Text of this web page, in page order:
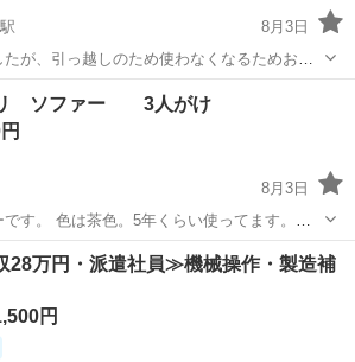
8月3日
が、引っ越しのため使わなくなるためお譲
状態です 実物は画像より少し濃いめのグレ
ーです。 脚は破棄してしまっています。 定価54900円
町駅
ソファー 3人がけ
8月3日
す。 色は茶色。5年くらい使ってます。テ
が狭くなったので使わなくなりました！ 自
グから出すところからお願いします！(男性
階段...
駅 ソファ ソファー
28万円・派遣社員≫機械操作・製造補
円